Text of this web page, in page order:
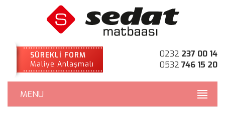
SÜREKLİ FORM
Maliye Anlaşmalı
0232 237 00 14
0532 746 15 20
MENU